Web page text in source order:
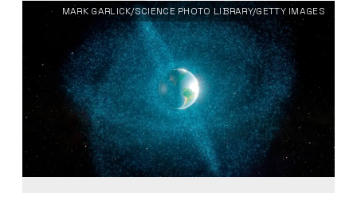
MARK GARLICK/SCIENCE PHOTO LIBRARY/GETTY IMAGES